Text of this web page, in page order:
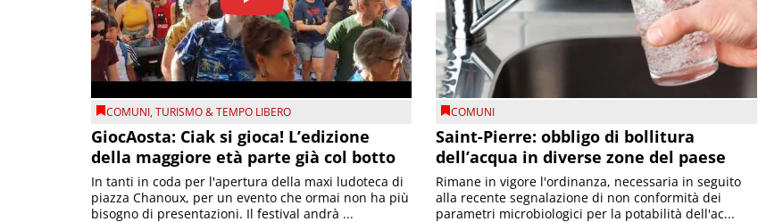
COMUNI,TURISMO & TEMPO LIBERO
GiocAosta: Ciak si gioca! L’edizione
della maggiore età parte già col botto
In tanti in coda per l'apertura della maxi ludoteca di
piazza Chanoux, per un evento che ormai non ha più
bisogno di presentazioni. Il festival andrà ...
COMUNI
Saint-Pierre: obbligo di bollitura
dell’acqua in diverse zone del paese
Rimane in vigore l'ordinanza, necessaria in seguito
alla recente segnalazione di non conformità dei
parametri microbiologici per la potabilità dell'ac...